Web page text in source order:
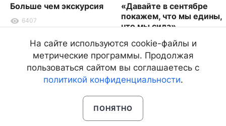
Больше чем экскурсия
6407
«Давайте в сентябре
покажем, что мы едины,
что мы сила»
4237
На сайте используются cookie-файлы и
метрические программы. Продолжая
пользоваться сайтом вы соглашаетесь с
политикой конфиденциальности.
ПОНЯТНО